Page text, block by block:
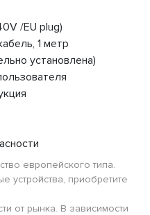
/EU plug)
1 метр
установлена)
европейского типа.
устройства, приобретите
от рынка. В зависимости